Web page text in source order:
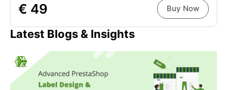
€ 49 Buy Now
Latest Blogs & Insights